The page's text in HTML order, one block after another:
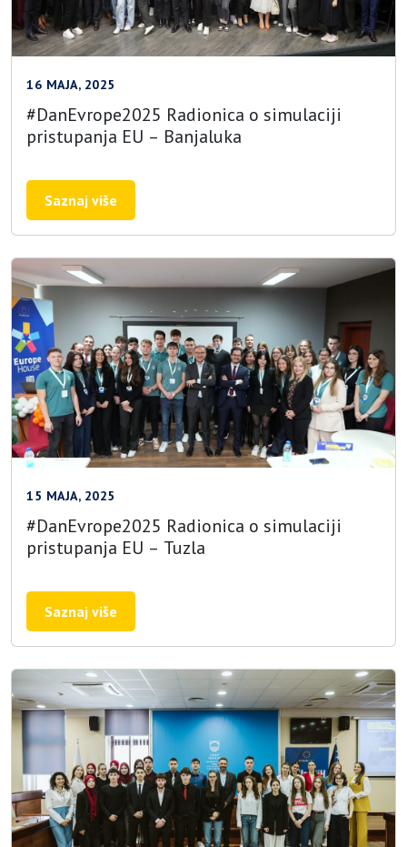
16 MAJA, 2025
#DanEvrope2025 Radionica o simulaciji
pristupanja EU – Banjaluka
Saznaj više
15 MAJA, 2025
#DanEvrope2025 Radionica o simulaciji
pristupanja EU – Tuzla
Saznaj više